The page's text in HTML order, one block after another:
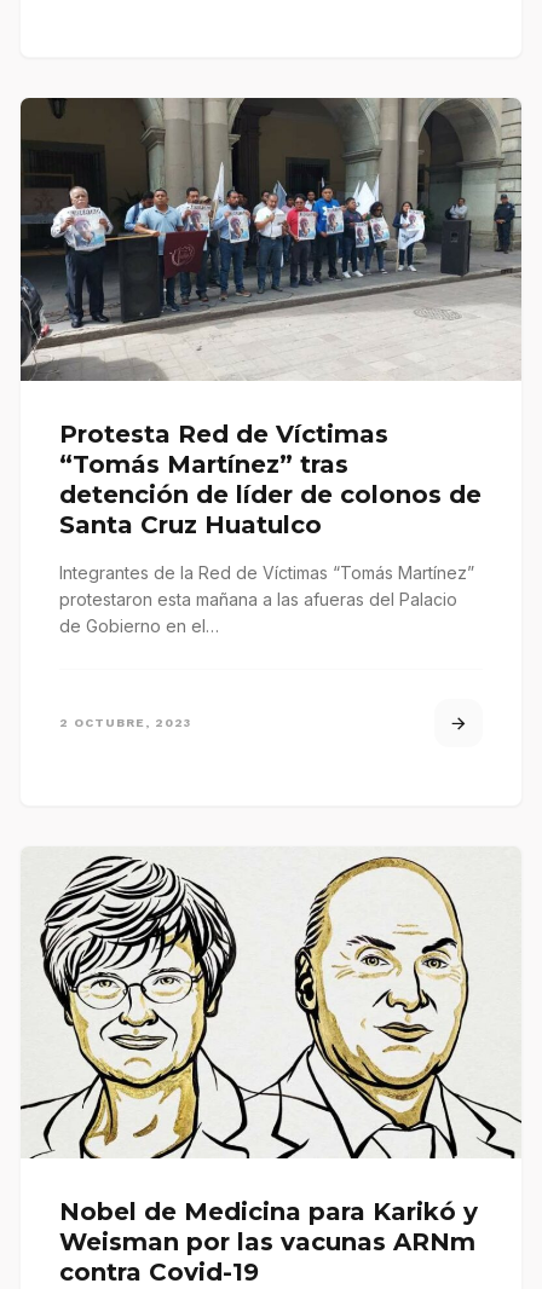
Protesta Red de Víctimas
“Tomás Martínez” tras
detención de líder de colonos de
Santa Cruz Huatulco
Integrantes de la Red de Víctimas “Tomás Martínez”
protestaron esta mañana a las afueras del Palacio
de Gobierno en el…
2 OCTUBRE, 2023
Nobel de Medicina para Karikó y
Weisman por las vacunas ARNm
contra Covid-19